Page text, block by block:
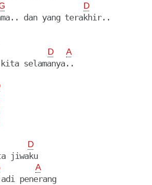
D
dan yang terakhir..
D A
selamanya..
D
jiwaku
A
penerang